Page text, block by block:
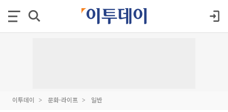
이투데이 문화·라이프 일반